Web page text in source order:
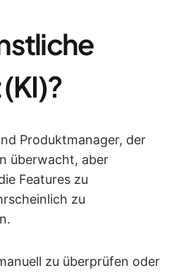
Produktmanager, der
überwacht, aber
Features zu
zu
zu überprüfen oder